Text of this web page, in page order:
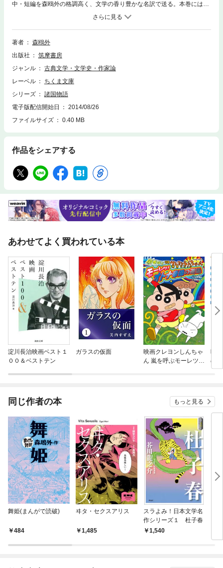
中・短編を森鴎外の格調高く、文学の香り豊かな名訳で送る。本巻には猿
のもの悲しい運命を描く「猿」（クラルテー）、犬を捨てに行った男のド
タバタ話「一疋の犬が二疋になる話」（ベルジエー）などの幻の作品やポ
ー、リルケ、シュニッツラーはじめ、各国の名品２５作を収録する。
著者
森鴎外
出版社
筑摩書房
ジャンル
古典文学・文学史・作家論
レーベル
ちくま文庫
シリーズ
諸国物語
電子版配信開始日
2014/08/26
ファイルサイズ
0.40 MB
作品をシェアする
あわせてよく買われている本
淀川長治映画ベスト１
００＆ベストテン
ガラスの仮面
映画クレヨンしんちゃ
ん 嵐を呼ぶモーレツ！
映
の
同じ作者の本 もっと見る
舞姫(まんがで読破)
484
ヰタ・セクスアリス
1,485
スラよみ！日本文学名
作シリーズ１ 杜子春
1,540